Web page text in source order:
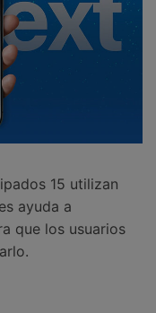
15 utilizan
ayuda a
que los usuarios